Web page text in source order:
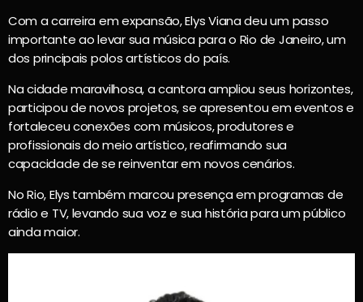
Com a carreira em expansão, Elys Viana deu um passo
importante ao levar sua música para o Rio de Janeiro, um
dos principais polos artísticos do país.
Na cidade maravilhosa, a cantora ampliou seus horizontes,
participou de novos projetos, se apresentou em eventos e
fortaleceu conexões com músicos, produtores e
profissionais do meio artístico, reafirmando sua
capacidade de se reinventar em novos cenários.
No Rio, Elys também marcou presença em programas de
rádio e TV, levando sua voz e sua história para um público
ainda maior.